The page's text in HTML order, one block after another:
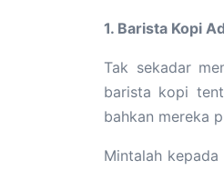
1. Barista Kopi
Tak sekadar
barista kopi
bahkan mereka
Mintalah